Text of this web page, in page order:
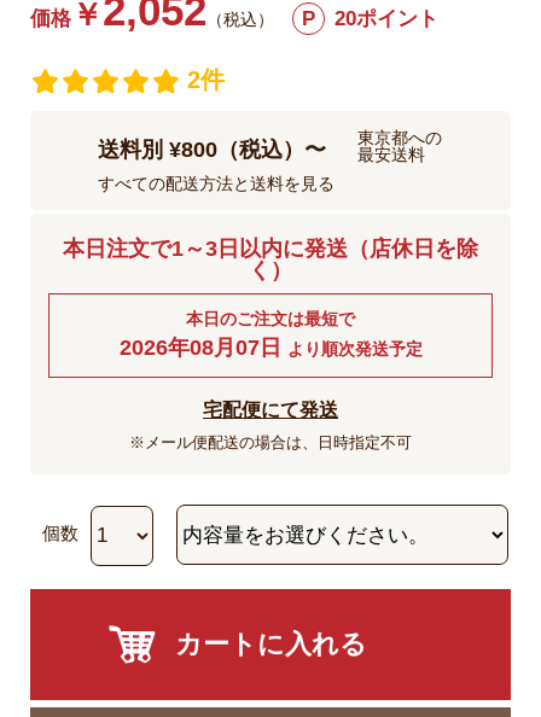
価格 ￥2,052 （税込） P 20ポイント
2件
送料別 ¥800（税込）〜
東京都への
最安送料
すべての配送方法と送料を見る
本日注文で1～3日以内に発送（店休日を除
く）
本日のご注文は最短で
2026年08月07日 より順次発送予定
宅配便にて発送
※メール便配送の場合は、日時指定不可
個数